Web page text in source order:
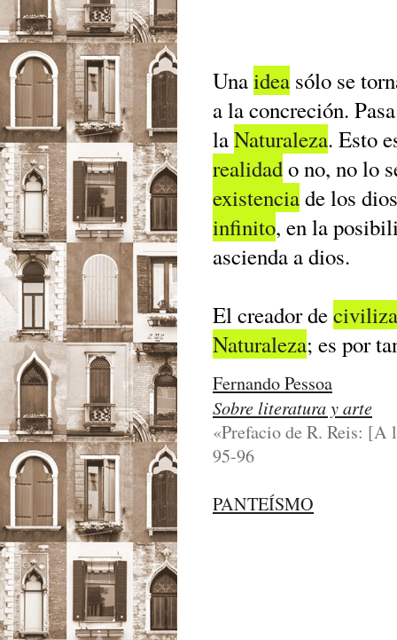
Unaidea sólo se
a la concreción.
laNaturaleza. Esto
realidado no, no lo
existenciade los
infinito, en la
ascienda a dios.
El creador de
Naturaleza; es por
Fernando Pessoa
Sobre literatura y arte
«Prefacio de R. Reis: [A
95-96
PANTEÍSMO